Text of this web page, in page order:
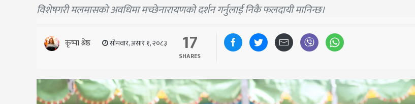
विशेषगरी मलमासको अवधिमा मच्छेनारायणको दर्शन गर्नुलाई निकै फलदायी मानिन्छ।
कृष्पा श्रेष्ठ सोमवार, असार १, २०८३ 17
SHARES